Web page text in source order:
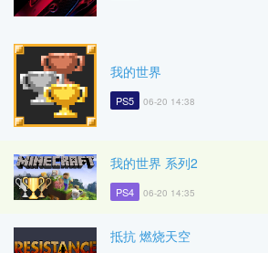
我的世界
PS5 06-20 14:38
我的世界 系列2
PS4 06-20 14:35
抵抗 燃烧天空